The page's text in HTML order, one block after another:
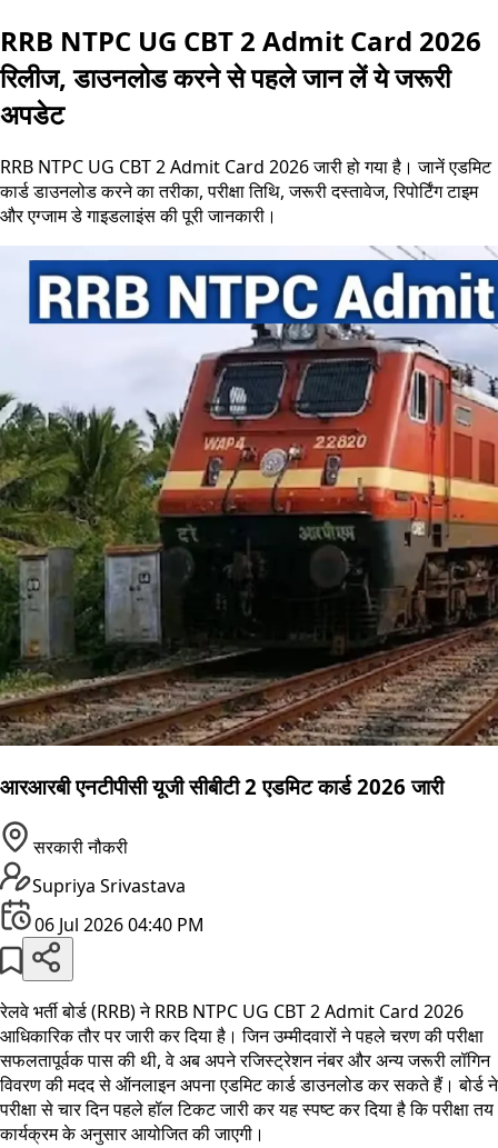
RRB NTPC UG CBT 2 Admit Card 2026
रिलीज, डाउनलोड करने से पहले जान लें ये जरूरी
अपडेट
RRB NTPC UG CBT 2 Admit Card 2026 जारी हो गया है। जानें एडमिट
कार्ड डाउनलोड करने का तरीका, परीक्षा तिथि, जरूरी दस्तावेज, रिपोर्टिंग टाइम
और एग्जाम डे गाइडलाइंस की पूरी जानकारी।
आरआरबी एनटीपीसी यूजी सीबीटी 2 एडमिट कार्ड 2026 जारी
सरकारी नौकरी
Supriya Srivastava
06 Jul 2026 04:40 PM
रेलवे भर्ती बोर्ड (RRB) ने RRB NTPC UG CBT 2 Admit Card 2026
आधिकारिक तौर पर जारी कर दिया है। जिन उम्मीदवारों ने पहले चरण की परीक्षा
सफलतापूर्वक पास की थी, वे अब अपने रजिस्ट्रेशन नंबर और अन्य जरूरी लॉगिन
विवरण की मदद से ऑनलाइन अपना एडमिट कार्ड डाउनलोड कर सकते हैं। बोर्ड ने
परीक्षा से चार दिन पहले हॉल टिकट जारी कर यह स्पष्ट कर दिया है कि परीक्षा तय
कार्यक्रम के अनुसार आयोजित की जाएगी।